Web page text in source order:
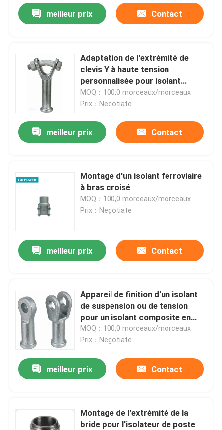
meilleur prix Contact
Adaptation de l'extrémité de
clevis Y à haute tension
personnalisée pour isolant
polymère
MOQ：100,0 morceaux/morceaux
Prix：Negotiate
meilleur prix Contact
Montage d'un isolant ferroviaire
à bras croisé
MOQ：100,0 morceaux/morceaux
Prix：Negotiate
meilleur prix Contact
Appareil de finition d'un isolant
de suspension ou de tension
pour un isolant composite en
polymère
MOQ：100,0 morceaux/morceaux
Prix：Negotiate
meilleur prix Contact
Montage de l'extrémité de la
bride pour l'isolateur de poste